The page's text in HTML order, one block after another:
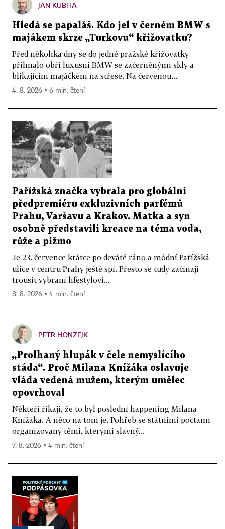
JAN KUBITA
Hledá se papaláš. Kdo jel v černém BMW s
majákem skrze „Turkovu“ křižovatku?
Před několika dny se do jedné pražské křižovatky
přihnalo obří luxusní BMW se začerněnými skly a
blikajícím majáčkem na střeše. Na červenou...
4. 8. 2026 ▪ 6 min. čtení
Pařížská značka vybrala pro globální
předpremiéru exkluzivních parfémů
Prahu, Varšavu a Krakov. Matka a syn
osobně představili kreace na téma voda,
růže a pižmo
Je 23. července krátce po deváté ráno a módní Pařížská
ulice v centru Prahy ještě spí. Přesto se tudy začínají
trousit vybraní lifestyloví...
8. 8. 2026 ▪ 4 min. čtení
PETR HONZEJK
„Prolhaný hlupák v čele nemyslícího
stáda“. Proč Milana Knížáka oslavuje
vláda vedená mužem, kterým umělec
opovrhoval
Někteří říkají, že to byl poslední happening Milana
Knížáka. A něco na tom je. Pohřeb se státními poctami
organizovaný těmi, kterými slavný...
7. 8. 2026 ▪ 4 min. čtení